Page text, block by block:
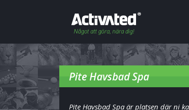
Pite Havsbad Spa
Pite Havsbad Spa är platsen där ni